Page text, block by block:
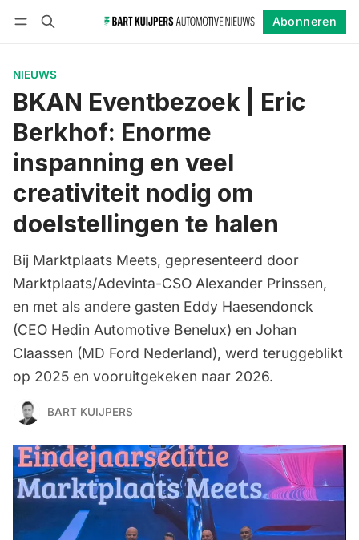
Abonneren
NIEUWS
BKAN Eventbezoek | Eric
Berkhof: Enorme
inspanning en veel
creativiteit nodig om
doelstellingen te halen
Bij Marktplaats Meets, gepresenteerd door
Marktplaats/Adevinta-CSO Alexander Prinssen,
en met als andere gasten Eddy Haesendonck
(CEO Hedin Automotive Benelux) en Johan
Claassen (MD Ford Nederland), werd teruggeblikt
op 2025 en vooruitgekeken naar 2026.
BART KUIJPERS